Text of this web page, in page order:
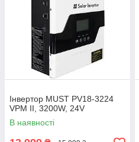
Інвертор MUST PV18-3224
VPM II, 3200W, 24V
В наявності